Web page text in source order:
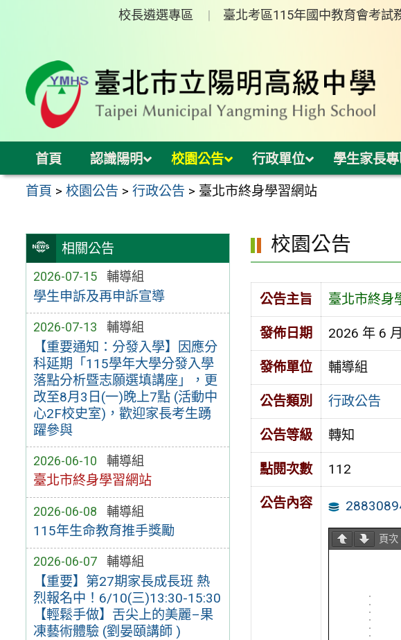
校長遴選專區 臺北考區115年國中教育會考試
首頁 認識陽明 校園公告 行政單位 學生家長
首頁 >校園公告 >行政公告 > 臺北市終身學習網站
相關公告
2026-07-15 輔導組
學生申訴及再申訴宣導
2026-07-13 輔導組
【重要通知：分發入學】因應分
科延期「115學年大學分發入學
落點分析暨志願選填講座」，更
改至8月3日(一)晚上7點 (活動中
心2F校史室)，歡迎家長考生踴
躍參與
2026-06-10 輔導組
臺北市終身學習網站
2026-06-08 輔導組
115年生命教育推手獎勵
2026-06-07 輔導組
【重要】第27期家長成長班 熱
烈報名中！6/10(三)13:30-15:30
【輕鬆手做】舌尖上的美麗–果
凍藝術體驗 (劉晏頤講師 )
校園公告
公告主旨 臺北市終身
發佈日期 2026 年 6
發佈單位 輔導組
公告類別 行政公告
公告等級 轉知
點閱次數 112
公告內容
頁次